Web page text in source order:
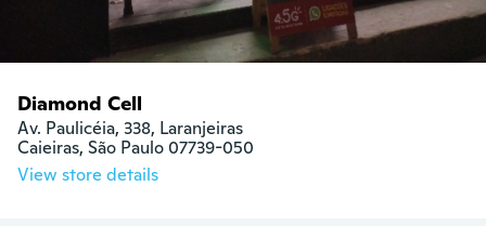
Diamond Cell
Av. Paulicéia, 338, Laranjeiras
Caieiras, São Paulo 07739-050
View store details